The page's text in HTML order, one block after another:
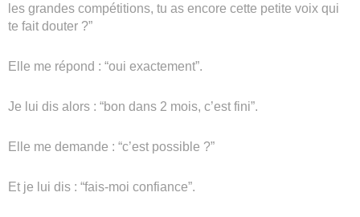
les grandes compétitions, tu as encore cette petite voix qui
te fait douter ?”
Elle me répond : “oui exactement”.
Je lui dis alors : “bon dans 2 mois, c’est fini”.
Elle me demande : “c’est possible ?”
Et je lui dis : “fais-moi confiance”.